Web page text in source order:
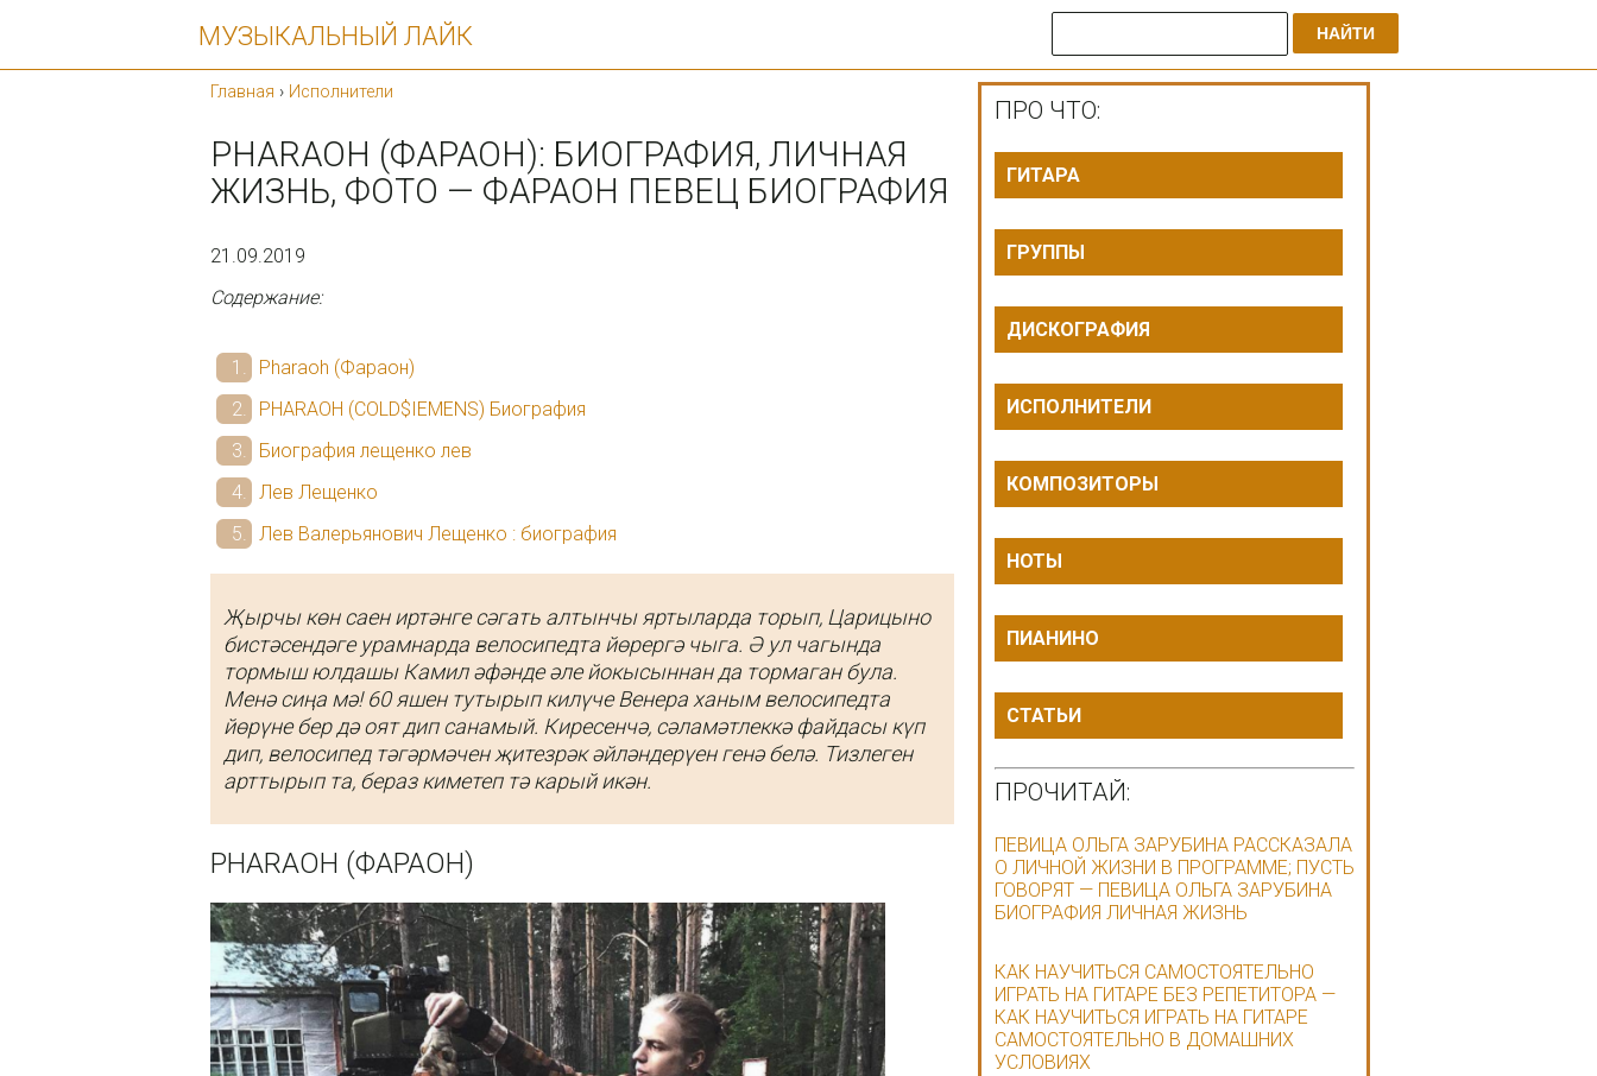
МУЗЫКАЛЬНЫЙ ЛАЙК НАЙТИ
Главная › Исполнители
PHARAOH (ФАРАОН): БИОГРАФИЯ, ЛИЧНАЯ
ЖИЗНЬ, ФОТО — ФАРАОН ПЕВЕЦ БИОГРАФИЯ
21.09.2019
Содержание:
Pharaoh (Фараон)
PHARAOH (COLD$IEMENS) Биография
Биография лещенко лев
Лев Лещенко
Лев Валерьянович Лещенко : биография
Җырчы көн саен иртәнге сәгать алтынчы яртыларда торып, Царицыно
бистәсендәге урамнарда велосипедта йөрергә чыга. Ә ул чагында
тормыш юлдашы Камил әфәнде әле йокысыннан да тормаган була.
Менә сиңа мә! 60 яшен тутырып килүче Венера ханым велосипедта
йөрүне бер дә оят дип санамый. Киресенчә, сәламәтлеккә файдасы күп
дип, велосипед тәгәрмәчен җитезрәк әйләндерүен генә белә. Тизлеген
арттырып та, бераз киметеп тә карый икән.
PHARAOH (ФАРАОН)
ПРО ЧТО:
ГИТАРА
ГРУППЫ
ДИСКОГРАФИЯ
ИСПОЛНИТЕЛИ
КОМПОЗИТОРЫ
НОТЫ
ПИАНИНО
СТАТЬИ
ПРОЧИТАЙ:
ПЕВИЦА ОЛЬГА ЗАРУБИНА РАССКАЗАЛА
О ЛИЧНОЙ ЖИЗНИ В ПРОГРАММЕ; ПУСТЬ
ГОВОРЯТ — ПЕВИЦА ОЛЬГА ЗАРУБИНА
БИОГРАФИЯ ЛИЧНАЯ ЖИЗНЬ
КАК НАУЧИТЬСЯ САМОСТОЯТЕЛЬНО
ИГРАТЬ НА ГИТАРЕ БЕЗ РЕПЕТИТОРА —
КАК НАУЧИТЬСЯ ИГРАТЬ НА ГИТАРЕ
САМОСТОЯТЕЛЬНО В ДОМАШНИХ
УСЛОВИЯХ